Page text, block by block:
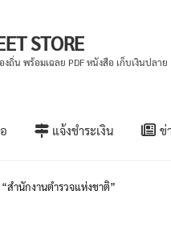
STORE
น พร้อมเฉลย PDF หนังสือ เก็บเงินปลาย
แจ้งชำระเงิน ข่
ำนักงานตำรวจแห่งชาติ”